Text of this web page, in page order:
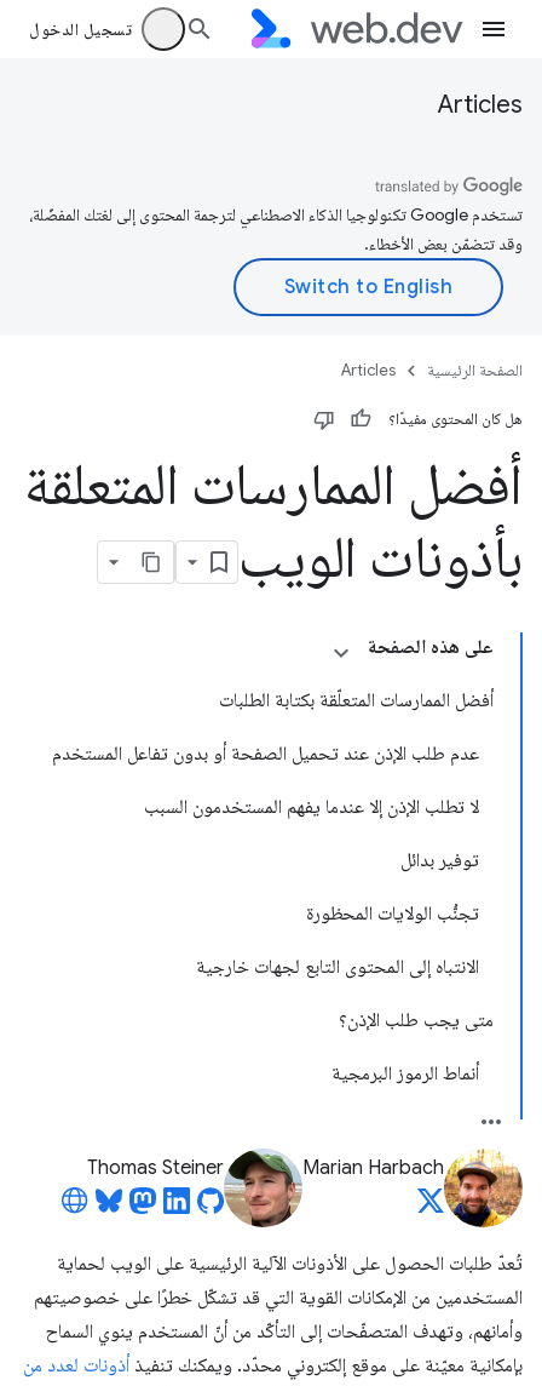
تسجيل الدخول
Articles
تستخدم Google تكنولوجيا الذكاء الاصطناعي لترجمة المحتوى إلى لغتك المفضّلة،
وقد تتضمّن بعض الأخطاء.
الصفحة الرئيسية Articles
هل كان المحتوى مفيدًا؟
أفضل الممارسات المتعلقة
بأذونات الويب
على هذه الصفحة
أفضل الممارسات المتعلّقة بكتابة الطلبات
عدم طلب الإذن عند تحميل الصفحة أو بدون تفاعل المستخدم
لا تطلب الإذن إلا عندما يفهم المستخدمون السبب
توفير بدائل
تجنُّب الولايات المحظورة
الانتباه إلى المحتوى التابع لجهات خارجية
متى يجب طلب الإذن؟
أنماط الرموز البرمجية
Marian Harbach
Thomas Steiner
تُعدّ طلبات الحصول على الأذونات الآلية الرئيسية على الويب لحماية
المستخدمين من الإمكانات القوية التي قد تشكّل خطرًا على خصوصيتهم
وأمانهم، وتهدف المتصفّحات إلى التأكّد من أنّ المستخدم ينوي السماح
بإمكانية معيّنة على موقع إلكتروني محدّد. ويمكنك تنفيذ أذونات لعدد من